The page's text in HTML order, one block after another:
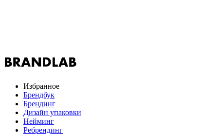
Избранное
Брендбук
Брендинг
Дизайн упаковки
Нейминг
Ребрендинг